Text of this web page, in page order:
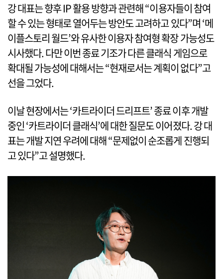
강 대표는 향후 IP 활용 방향과 관련해 “이용자들이 참여
할 수 있는 형태로 열어두는 방안도 고려하고 있다”며 ‘메
이플스토리 월드’와 유사한 이용자 참여형 확장 가능성도
시사했다. 다만 이번 종료 기조가 다른 클래식 게임으로
확대될 가능성에 대해서는 “현재로서는 계획이 없다”고
선을 그었다.
이날 현장에서는 ‘카트라이더 드리프트’ 종료 이후 개발
중인 ‘카트라이더 클래식’에 대한 질문도 이어졌다. 강 대
표는 개발 지연 우려에 대해 “문제없이 순조롭게 진행되
고 있다”고 설명했다.